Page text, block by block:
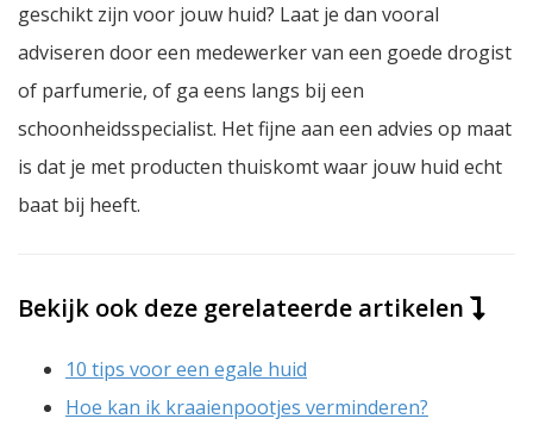
geschikt zijn voor jouw huid? Laat je dan vooral
adviseren door een medewerker van een goede drogist
of parfumerie, of ga eens langs bij een
schoonheidsspecialist. Het fijne aan een advies op maat
is dat je met producten thuiskomt waar jouw huid echt
baat bij heeft.
Bekijk ook deze gerelateerde artikelen
10 tips voor een egale huid
Hoe kan ik kraaienpootjes verminderen?